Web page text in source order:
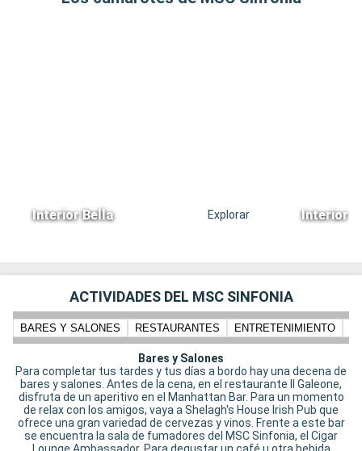
Interior Bella Explorar Interior
ACTIVIDADES DEL MSC SINFONIA
BARES Y SALONES RESTAURANTES ENTRETENIMIENTO
Bares y Salones
Para completar tus tardes y tus días a bordo hay una decena de
bares y salones. Antes de la cena, en el restaurante Il Galeone,
disfruta de un aperitivo en el Manhattan Bar. Para un momento
de relax con los amigos, vaya a Shelagh's House Irish Pub que
ofrece una gran variedad de cervezas y vinos. Frente a este bar
se encuentra la sala de fumadores del MSC Sinfonia, el Cigar